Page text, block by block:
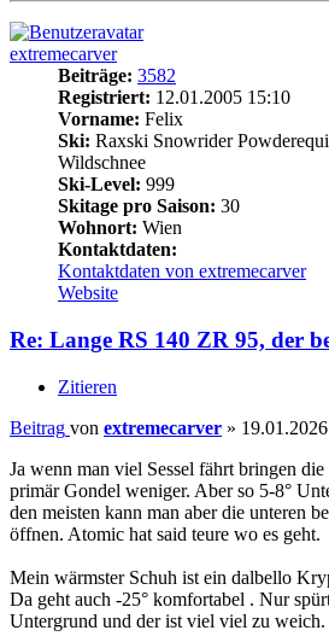
extremecarver
Beiträge: 3582
Registriert: 12.01.2005 15:10
Vorname: Felix
Ski: Raxski Snowrider
Wildschnee
Ski-Level: 999
Skitage pro Saison: 30
Wohnort: Wien
Kontaktdaten:
Kontaktdaten von extremecarver
Website
Re: Lange RS 140 ZR 95, der
Zitieren
Beitrag von extremecarver »
Ja wenn man viel Sessel fährt bringen
primär Gondel weniger. Aber so 5-8°
den meisten kann man aber die unteren
öffnen. Atomic hat said teure wo es geht.
Mein wärmster Schuh ist ein dalbello
Da geht auch -25° komfortabel . Nur
Untergrund und der ist viel viel zu weich.